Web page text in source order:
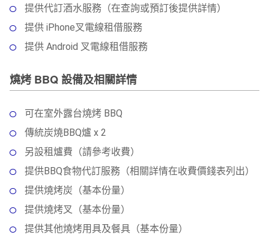
提供代訂酒水服務（在查詢或預訂後提供詳情）
提供 iPhone叉電線租借服務
提供 Android 叉電線租借服務
燒烤 BBQ 設備及相關詳情
可在室外露台燒烤 BBQ
傳統炭燒BBQ爐 x 2
另設租爐費（請參考收費）
提供BBQ食物代訂服務（相關詳情在收費價錢表列出）
提供燒烤炭（基本份量）
提供燒烤叉（基本份量）
提供其他燒烤用具及餐具（基本份量）